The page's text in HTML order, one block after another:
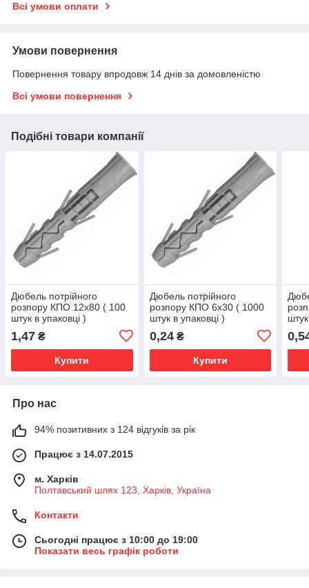
Всі умови оплати
Умови повернення
Повернення товару впродовж 14 днів за домовленістю
Всі умови повернення
Подібні товари компанії
Дюбель потрійного
розпору КПО 12х80 ( 100
штук в упаковці )
1,47 ₴
Купити
Дюбель потрійного
розпору КПО 6х30 ( 1000
штук в упаковці )
0,24₴
Купити
Про нас
94% позитивних з 124 відгуків за рік
Працює з 14.07.2015
м. Харків
Полтавський шлях 123, Харків, Україна
Контакти
Сьогодні працює з 10:00 до 19:00
Показати весь графік роботи